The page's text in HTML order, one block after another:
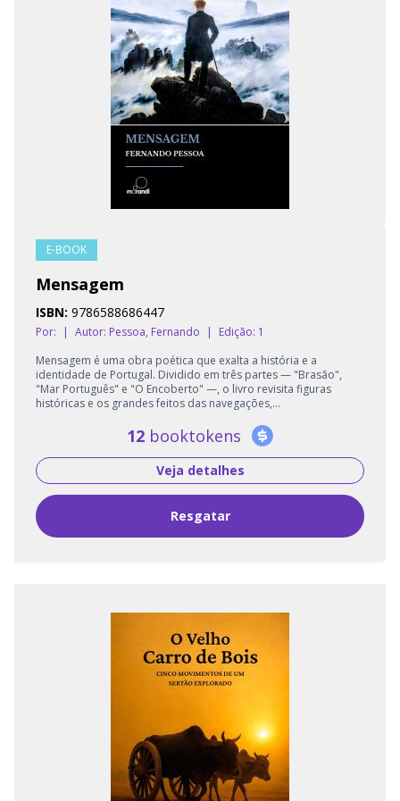
E-BOOK
Mensagem
ISBN: 9786588686447
Por: | Autor: Pessoa, Fernando |
Edição: 1
Mensagem é uma obra poética que exalta a história e a
identidade de Portugal. Dividido em três partes — "Brasão",
"Mar Português" e "O Encoberto" —, o livro revisita figuras
históricas e os grandes feitos das navegações,...
12 booktokens
Veja detalhes
Resgatar